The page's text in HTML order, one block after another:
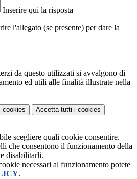
Inserire qui la risposta
l'allegato (se presente) per dare la
da questo utilizzati si avvalgono di
ed utili alle finalità illustrate nella
cookies Accetta tutti i cookies
scegliere quali cookie consentire.
che consentono il funzionamento della
disabilitarli.
necessari al funzionamento potete
.